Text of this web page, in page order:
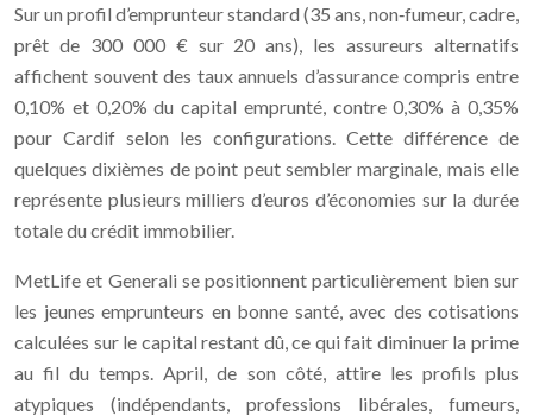
Sur un profil d’emprunteur standard (35 ans, non‑fumeur, cadre,
prêt de 300 000 € sur 20 ans), les assureurs alternatifs
affichent souvent des taux annuels d’assurance compris entre
0,10% et 0,20% du capital emprunté, contre 0,30% à 0,35%
pour Cardif selon les configurations. Cette différence de
quelques dixièmes de point peut sembler marginale, mais elle
représente plusieurs milliers d’euros d’économies sur la durée
totale du crédit immobilier.
MetLife et Generali se positionnent particulièrement bien sur
les jeunes emprunteurs en bonne santé, avec des cotisations
calculées sur le capital restant dû, ce qui fait diminuer la prime
au fil du temps. April, de son côté, attire les profils plus
atypiques (indépendants, professions libérales, fumeurs,